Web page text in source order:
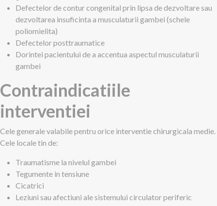
Defectelor de contur congenital prin lipsa de dezvoltare sau
dezvoltarea insuficinta a musculaturii gambei (schele
poliomielita)
Defectelor posttraumatice
Dorintei pacientului de a accentua aspectul musculaturii
gambei
Contraindicatiile
interventiei
Cele generale valabile pentru orice interventie chirurgicala medie.
Cele locale tin de:
Traumatisme la nivelul gambei
Tegumente in tensiune
Cicatrici
Leziuni sau afectiuni ale sistemului circulator periferic